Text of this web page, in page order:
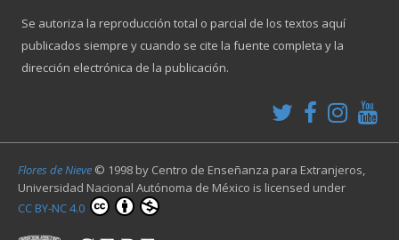
Se autoriza la reproducción total o parcial de los textos aquí
publicados siempre y cuando se cite la fuente completa y la
dirección electrónica de la publicación.
Flores de Nieve © 1998 by Centro de Enseñanza para Extranjeros,
Universidad Nacional Autónoma de México is licensed under
CC BY-NC 4.0